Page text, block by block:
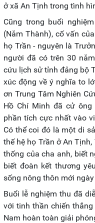
ở xã An Tịnh trong tình
Cũng trong buổi
(Năm Thành), cố vấn
họ Trần - nguyên là
người đã có trên 30
cứu lịch sử tỉnh đảng bộ
xúc động về ý nghĩa to
ơn Trung Tâm Nghiên
Hồ Chí Minh đã cử ông
phần tích cực nhất vào
Có thể coi đó là một di
thế hệ họ Trần ở An
thống của cha anh, biết
biết đoàn kết thương
sống nông thôn mới
Buổi lễ nghiệm thu đã
với tinh thần chiến
Nam hoàn toàn giải